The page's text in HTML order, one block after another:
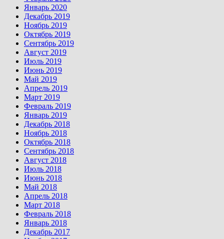
Январь 2020
Декабрь 2019
Ноябрь 2019
Октябрь 2019
Сентябрь 2019
Август 2019
Июль 2019
Июнь 2019
Май 2019
Апрель 2019
Март 2019
Февраль 2019
Январь 2019
Декабрь 2018
Ноябрь 2018
Октябрь 2018
Сентябрь 2018
Август 2018
Июль 2018
Июнь 2018
Май 2018
Апрель 2018
Март 2018
Февраль 2018
Январь 2018
Декабрь 2017